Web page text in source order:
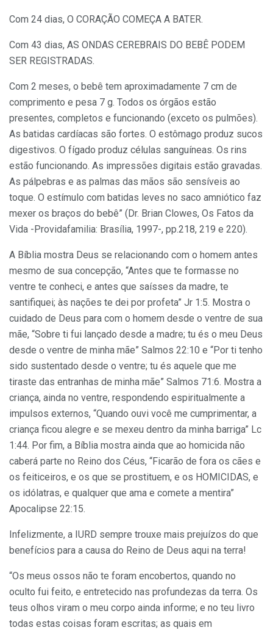
Com 24 dias, O CORAÇÃO COMEÇA A BATER.
Com 43 dias, AS ONDAS CEREBRAIS DO BEBÊ PODEM
SER REGISTRADAS.
Com 2 meses, o bebê tem aproximadamente 7 cm de
comprimento e pesa 7 g. Todos os órgãos estão
presentes, completos e funcionando (exceto os pulmões).
As batidas cardíacas são fortes. O estômago produz sucos
digestivos. O fígado produz células sanguíneas. Os rins
estão funcionando. As impressões digitais estão gravadas.
As pálpebras e as palmas das mãos são sensíveis ao
toque. O estímulo com batidas leves no saco amniótico faz
mexer os braços do bebê” (Dr. Brian Clowes, Os Fatos da
Vida -Providafamilia: Brasília, 1997-, pp.218, 219 e 220).
A Bíblia mostra Deus se relacionando com o homem antes
mesmo de sua concepção, “Antes que te formasse no
ventre te conheci, e antes que saísses da madre, te
santifiquei; às nações te dei por profeta” Jr 1:5. Mostra o
cuidado de Deus para com o homem desde o ventre de sua
mãe, “Sobre ti fui lançado desde a madre; tu és o meu Deus
desde o ventre de minha mãe” Salmos 22:10 e “Por ti tenho
sido sustentado desde o ventre; tu és aquele que me
tiraste das entranhas de minha mãe” Salmos 71:6. Mostra a
criança, ainda no ventre, respondendo espiritualmente a
impulsos externos, “Quando ouvi você me cumprimentar, a
criança ficou alegre e se mexeu dentro da minha barriga” Lc
1:44. Por fim, a Bíblia mostra ainda que ao homicida não
caberá parte no Reino dos Céus, “Ficarão de fora os cães e
os feiticeiros, e os que se prostituem, e os HOMICIDAS, e
os idólatras, e qualquer que ama e comete a mentira”
Apocalipse 22:15.
Infelizmente, a IURD sempre trouxe mais prejuízos do que
benefícios para a causa do Reino de Deus aqui na terra!
“Os meus ossos não te foram encobertos, quando no
oculto fui feito, e entretecido nas profundezas da terra. Os
teus olhos viram o meu corpo ainda informe; e no teu livro
todas estas coisas foram escritas; as quais em